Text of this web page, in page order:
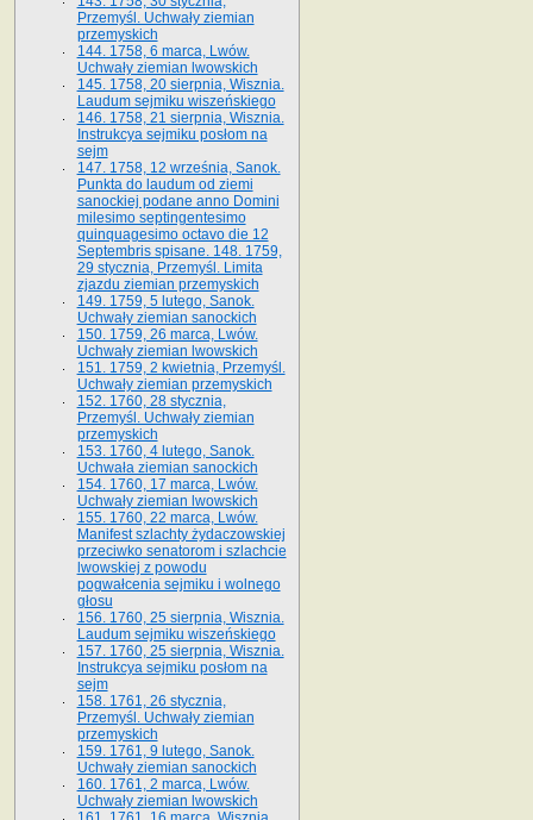
Przemyśl. Uchwały ziemian
przemyskich
144. 1758, 6 marca, Lwów.
Uchwały ziemian lwowskich
145. 1758, 20 sierpnia, Wisznia.
Laudum sejmiku wiszeńskiego
146. 1758, 21 sierpnia, Wisznia.
Instrukcya sejmiku posłom na
sejm
147. 1758, 12 września, Sanok.
Punkta do laudum od ziemi
sanockiej podane anno Domini
milesimo septingentesimo
quinquagesimo octavo die 12
Septembris spisane. 148. 1759,
29 stycznia, Przemyśl. Limita
zjazdu ziemian przemyskich
149. 1759, 5 lutego, Sanok.
Uchwały ziemian sanockich
150. 1759, 26 marca, Lwów.
Uchwały ziemian lwowskich
151. 1759, 2 kwietnia, Przemyśl.
Uchwały ziemian przemyskich
152. 1760, 28 stycznia,
Przemyśl. Uchwały ziemian
przemyskich
153. 1760, 4 lutego, Sanok.
Uchwała ziemian sanockich
154. 1760, 17 marca, Lwów.
Uchwały ziemian lwowskich
155. 1760, 22 marca, Lwów.
Manifest szlachty żydaczowskiej
przeciwko senatorom i szlachcie
lwowskiej z po­wodu
pogwałcenia sejmiku i wolnego
głosu
156. 1760, 25 sierpnia, Wisznia.
Laudum sejmiku wiszeńskiego
157. 1760, 25 sierpnia, Wisznia.
Instrukcya sejmiku posłom na
sejm
158. 1761, 26 stycznia,
Przemyśl. Uchwały ziemian
przemyskich
159. 1761, 9 lutego, Sanok.
Uchwały ziemian sanockich
160. 1761, 2 marca, Lwów.
Uchwały ziemian lwowskich